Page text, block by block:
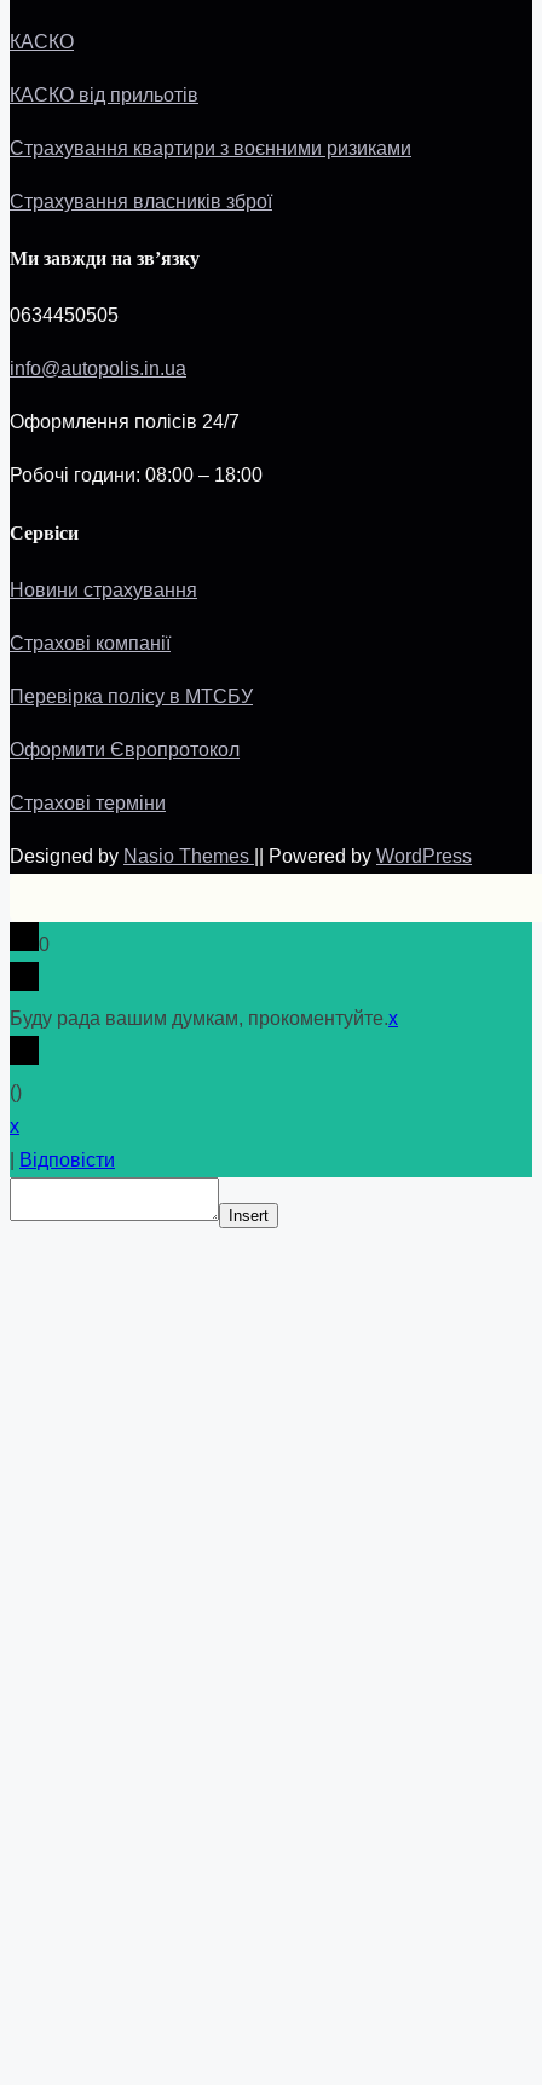
КАСКО
КАСКО від прильотів
Страхування квартири з воєнними ризиками
Страхування власників зброї
Ми завжди на зв’язку
0634450505
info@autopolis.in.ua
Оформлення полісів 24/7
Робочі години: 08:00 – 18:00
Сервіси
Новини страхування
Страхові компанії
Перевірка полісу в МТСБУ
Оформити Європротокол
Страхові терміни
Designed by Nasio Themes Powered by WordPress
0
Буду рада вашим думкам, прокоментуйте.x
()
x
Відповісти
Insert